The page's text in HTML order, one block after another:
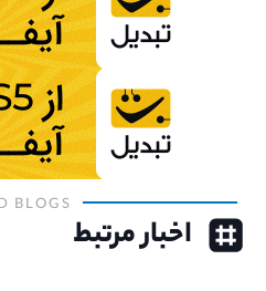
BLOGS
اخبار مرتبط